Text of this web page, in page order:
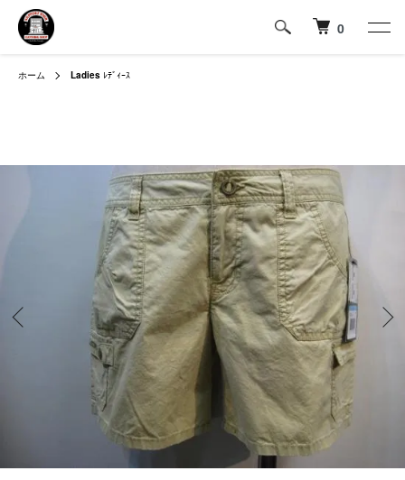
0
ホーム Ladies ﾚﾃﾞｨｰｽ